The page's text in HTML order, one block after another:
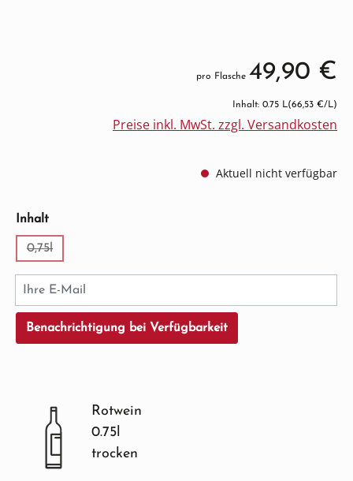
pro Flasche 49,90 €
Inhalt: 0.75 L(66,53 €/L)
Preise inkl. MwSt. zzgl. Versandkosten
Aktuell nicht verfügbar
Inhaltauswählen
0,75l
Ihre E-Mail
Benachrichtigung bei Verfügbarkeit
Rotwein
0.75l
trocken